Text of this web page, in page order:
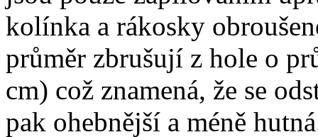
kolínka a rákosky
průměr zbrušují z hole o
cm) což znamená, že se
pak ohebnější a méně